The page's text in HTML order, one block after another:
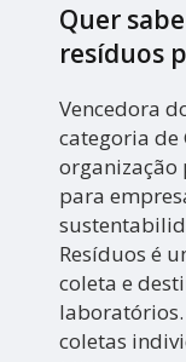
Quer
resíduos
Vencedora
categoria de
organização
para
Resíduos é
coleta e
coletas